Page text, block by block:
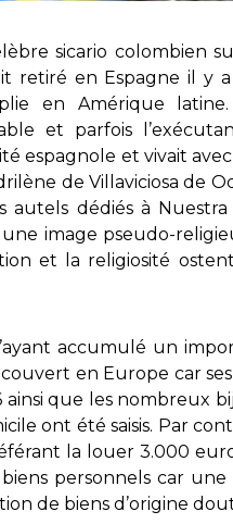
sicario colombien
retiré en Espagne il y
en Amérique
et parfois
espagnole et vivait
de Villaviciosa de
autels dédiés à
image pseudo-
et la religiosité
accumulé un
en Europe car
ainsi que les nombreux
ont été saisis. Par
la louer 3.000
personnels car
de biens d’origine